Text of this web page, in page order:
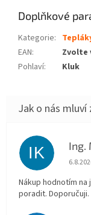
Doplňkové
Kategorie:
EAN:
Zvolte
Pohlaví: Kluk
IK Ing.
Nákup hodnotím na
poradit. Doporučuji.